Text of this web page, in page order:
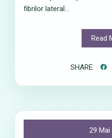
fibrilor lateral...
Read
SHARE
29 Mai